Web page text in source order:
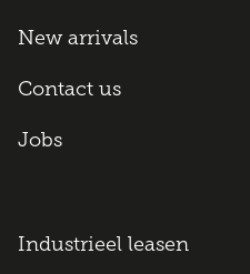
New arrivals
Contact us
Jobs
Industrieel leasen